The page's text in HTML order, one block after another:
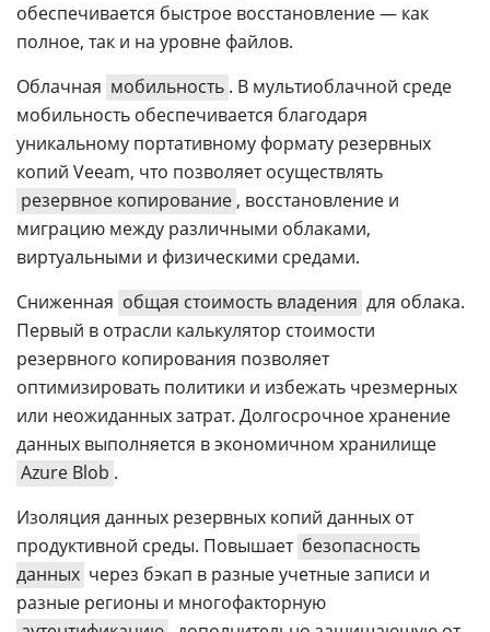
обеспечивается быстрое восстановление — как
полное, так и на уровне файлов.
Облачная мобильность . В мультиоблачной среде
мобильность обеспечивается благодаря
уникальному портативному формату резервных
копий Veeam, что позволяет осуществлять
резервное копирование , восстановление и
миграцию между различными облаками,
виртуальными и физическими средами.
Сниженная общая стоимость владения для облака.
Первый в отрасли калькулятор cтоимости
резервного копирования позволяет
оптимизировать политики и избежать чрезмерных
или неожиданных затрат. Долгосрочное хранение
данных выполняется в экономичном хранилище
Azure Blob .
Изоляция данных резервных копий данных от
продуктивной среды. Повышает безопасность
данных через бэкап в разные учетные записи и
разные регионы и многофакторную